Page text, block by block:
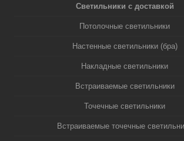
Светильники с доставкой
Потолочные светильники
Настенные светильники (бра)
Накладные светильники
Встраиваемые светильники
Точечные светильники
Встраиваемые точечные